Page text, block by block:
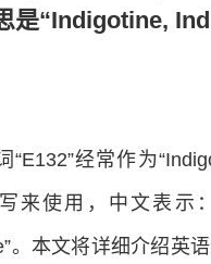
是“Indigotine,
“E132”经常作为
来使用，中文表示
。本文将详细介绍英